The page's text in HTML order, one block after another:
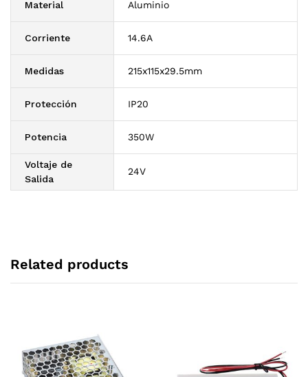
Material Aluminio
Corriente 14.6A
Medidas 215x115x29.5mm
Protección IP20
Potencia 350W
Voltaje de
Salida
24V
Related products